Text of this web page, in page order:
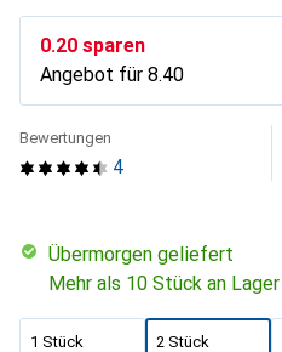
CHF
0.20 sparen
Angebot für CHF
8.40
4
Bewertungen
übermorgen geliefert
Mehr als 10 Stück an Lager
1 Stück
2 Stück